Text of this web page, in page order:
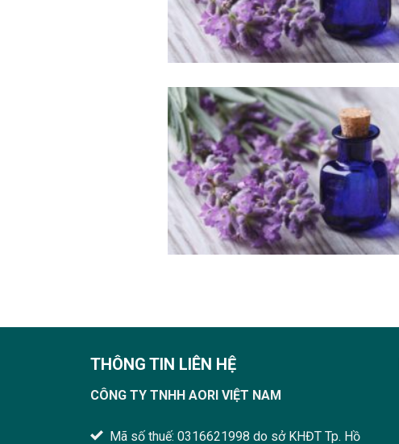
THÔNG TIN LIÊN HỆ
CÔNG TY TNHH AORI VIỆT NAM
Mã số thuế: 0316621998 do sở KHĐT Tp. Hồ